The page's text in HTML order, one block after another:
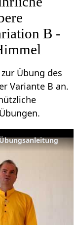
B -
zur Übung des
Variante B an.